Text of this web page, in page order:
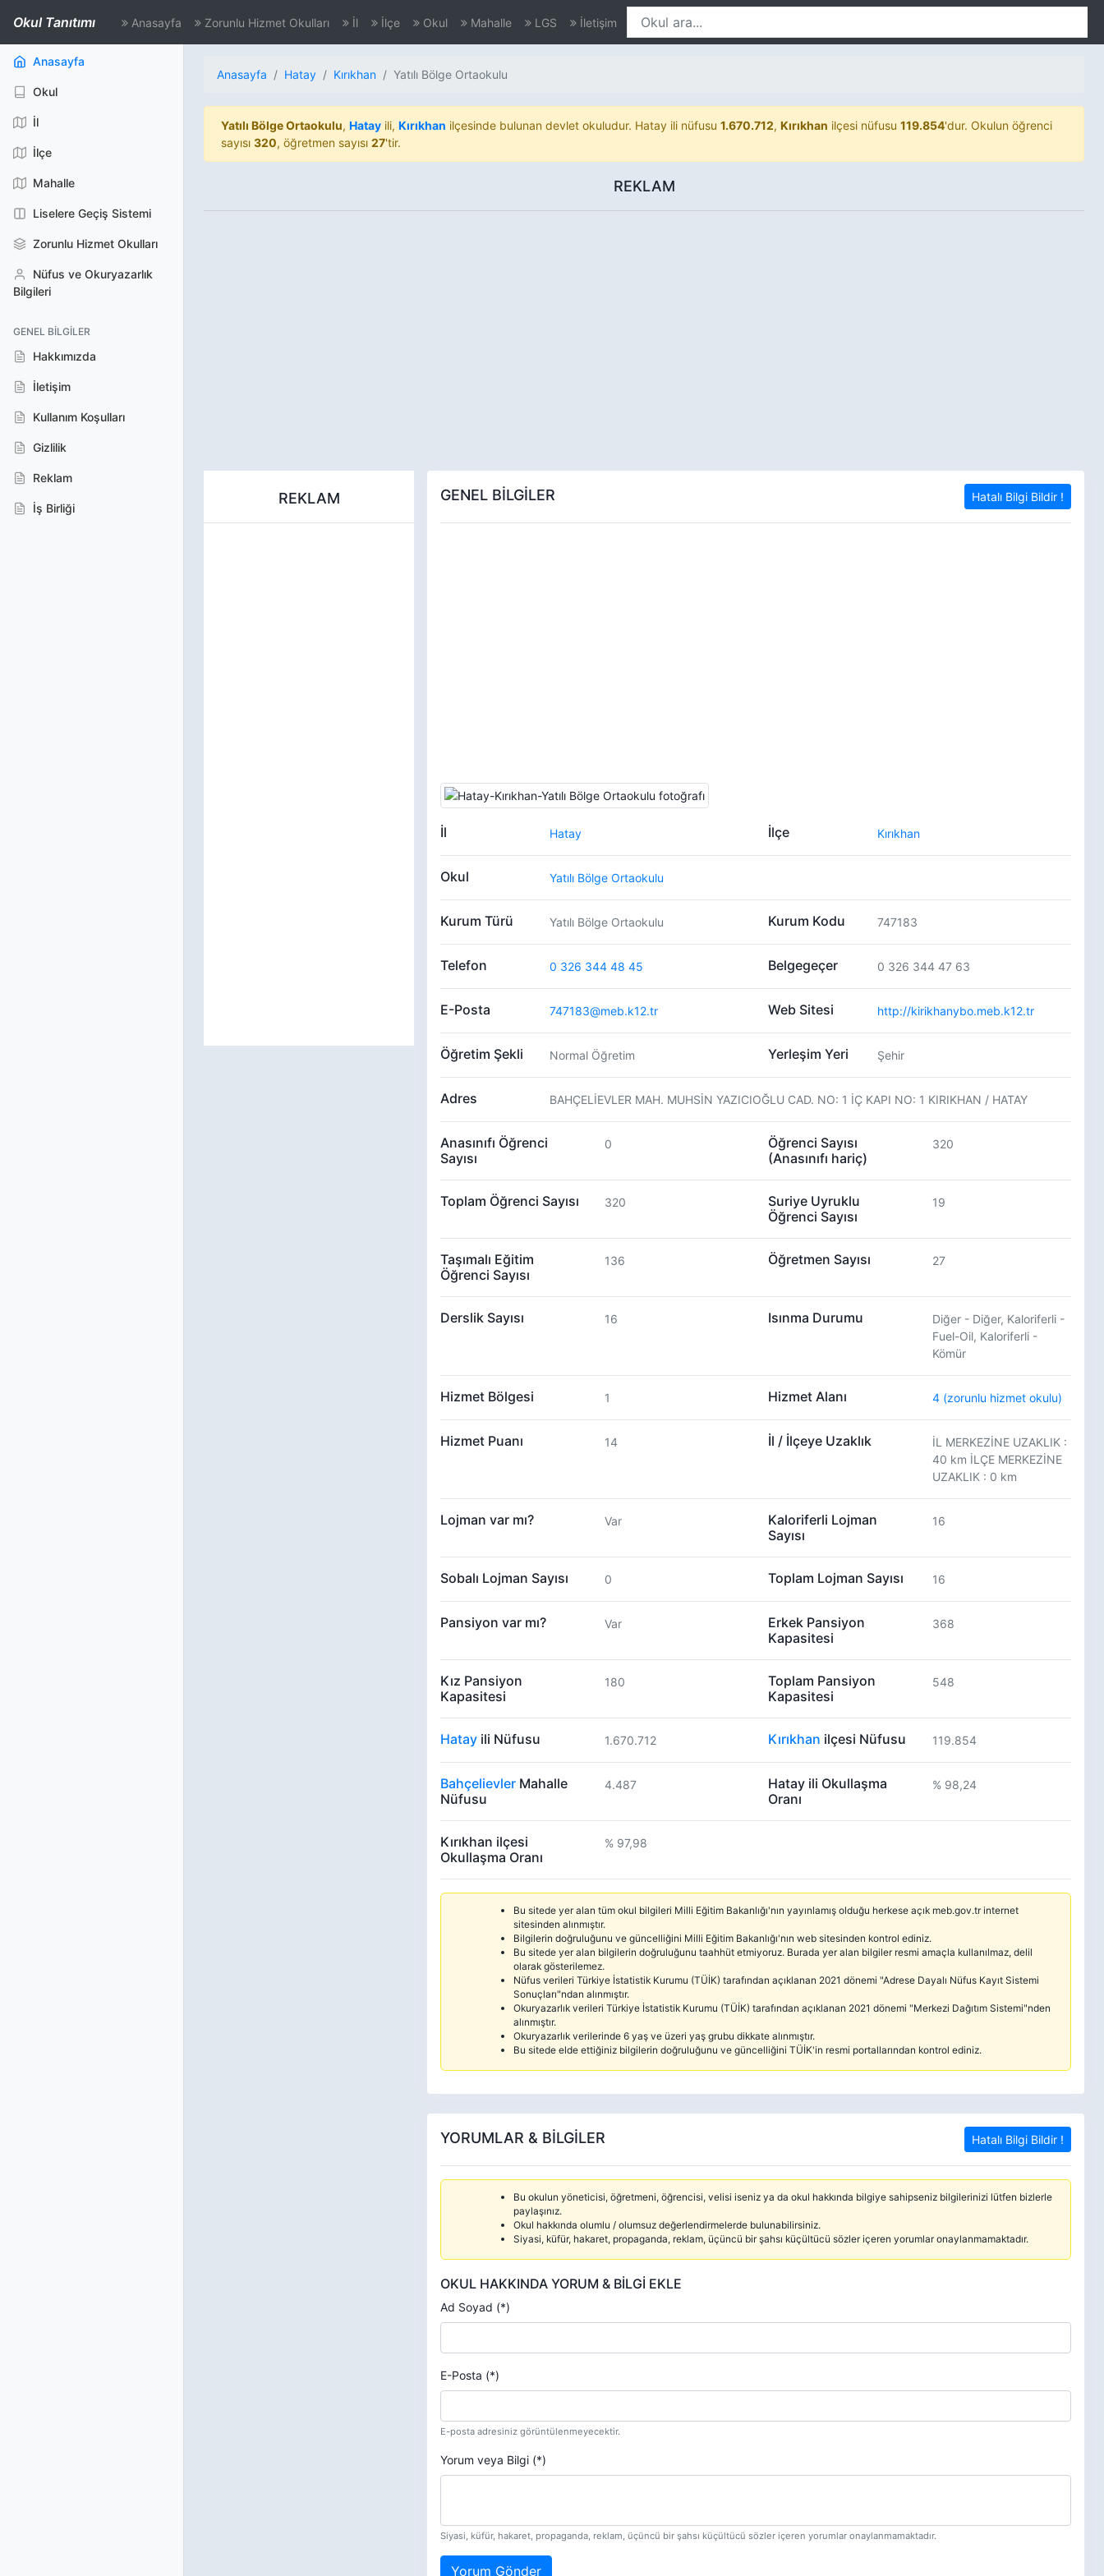
Okul Tanıtımı Anasayfa Zorunlu Hizmet Okulları İl İlçe Okul Mahalle LGS İletişim
Anasayfa
Okul
İl
İlçe
Mahalle
Liselere Geçiş Sistemi
Zorunlu Hizmet Okulları
Nüfus ve Okuryazarlık
Bilgileri
GENEL BILGILER
Hakkımızda
İletişim
Kullanım Koşulları
Gizlilik
Reklam
İş Birliği
Anasayfa Hatay Kırıkhan Yatılı Bölge Ortaokulu
Yatılı Bölge Ortaokulu, Hatay ili, Kırıkhan ilçesinde bulunan devlet okuludur. Hatay ili nüfusu 1.670.712, Kırıkhan ilçesi nüfusu 119.854'dur. Okulun öğrenci
sayısı 320, öğretmen sayısı 27'tir.
REKLAM
REKLAM GENEL BİLGİLER Hatalı Bilgi Bildir !
İl Hatay İlçe Kırıkhan
Okul Yatılı Bölge Ortaokulu
Kurum Türü Yatılı Bölge Ortaokulu Kurum Kodu 747183
Telefon 0 326 344 48 45 Belgegeçer 0 326 344 47 63
E-Posta 747183@meb.k12.tr Web Sitesi http://kirikhanybo.meb.k12.tr
Öğretim Şekli Normal Öğretim Yerleşim Yeri Şehir
Adres BAHÇELİEVLER MAH. MUHSİN YAZICIOĞLU CAD. NO: 1 İÇ KAPI NO: 1 KIRIKHAN / HATAY
Anasınıfı Öğrenci
Sayısı
0
Öğrenci Sayısı
(Anasınıfı hariç)
320
Toplam Öğrenci Sayısı 320
Suriye Uyruklu
Öğrenci Sayısı
19
Taşımalı Eğitim
Öğrenci Sayısı
136 Öğretmen Sayısı 27
Derslik Sayısı 16 Isınma Durumu
Diğer - Diğer, Kaloriferli -
Fuel-Oil, Kaloriferli -
Kömür
Hizmet Bölgesi 1 Hizmet Alanı 4 (zorunlu hizmet okulu)
Hizmet Puanı 14 İl / İlçeye Uzaklık
İL MERKEZİNE UZAKLIK :
40 km İLÇE MERKEZİNE
UZAKLIK : 0 km
Lojman var mı? Var
Kaloriferli Lojman
Sayısı
16
Sobalı Lojman Sayısı 0 Toplam Lojman Sayısı 16
Pansiyon var mı? Var
Erkek Pansiyon
Kapasitesi
368
Kız Pansiyon
Kapasitesi
180
Toplam Pansiyon
Kapasitesi
548
Hatay ili Nüfusu 1.670.712 Kırıkhan ilçesi Nüfusu 119.854
Bahçelievler Mahalle
Nüfusu
4.487
Hatay ili Okullaşma
Oranı
% 98,24
Kırıkhan ilçesi
Okullaşma Oranı
% 97,98
Bu sitede yer alan tüm okul bilgileri Milli Eğitim Bakanlığı'nın yayınlamış olduğu herkese açık meb.gov.tr internet
sitesinden alınmıştır.
Bilgilerin doğruluğunu ve güncelliğini Milli Eğitim Bakanlığı'nın web sitesinden kontrol ediniz.
Bu sitede yer alan bilgilerin doğruluğunu taahhüt etmiyoruz. Burada yer alan bilgiler resmi amaçla kullanılmaz, delil
olarak gösterilemez.
Nüfus verileri Türkiye İstatistik Kurumu (TÜİK) tarafından açıklanan 2021 dönemi "Adrese Dayalı Nüfus Kayıt Sistemi
Sonuçları"ndan alınmıştır.
Okuryazarlık verileri Türkiye İstatistik Kurumu (TÜİK) tarafından açıklanan 2021 dönemi "Merkezi Dağıtım Sistemi"nden
alınmıştır.
Okuryazarlık verilerinde 6 yaş ve üzeri yaş grubu dikkate alınmıştır.
Bu sitede elde ettiğiniz bilgilerin doğruluğunu ve güncelliğini TÜİK'in resmi portallarından kontrol ediniz.
YORUMLAR & BİLGİLER Hatalı Bilgi Bildir !
Bu okulun yöneticisi, öğretmeni, öğrencisi, velisi iseniz ya da okul hakkında bilgiye sahipseniz bilgilerinizi lütfen bizlerle
paylaşınız.
Okul hakkında olumlu / olumsuz değerlendirmelerde bulunabilirsiniz.
Siyasi, küfür, hakaret, propaganda, reklam, üçüncü bir şahsı küçültücü sözler içeren yorumlar onaylanmamaktadır.
OKUL HAKKINDA YORUM & BİLGİ EKLE
Ad Soyad (*)
E-Posta (*)
E-posta adresiniz görüntülenmeyecektir.
Yorum veya Bilgi (*)
Siyasi, küfür, hakaret, propaganda, reklam, üçüncü bir şahsı küçültücü sözler içeren yorumlar onaylanmamaktadır.
Yorum Gönder